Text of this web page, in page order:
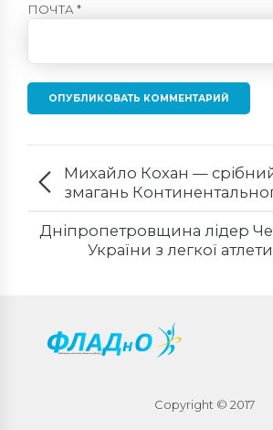
ПОЧТА *
ОПУБЛИКОВАТЬ КОММЕНТАРИЙ
Михайло Кохан —
змагань
Дніпропетровщина лідер
України з легкої
Copyright © 2017